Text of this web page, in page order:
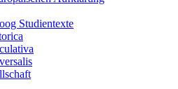
Studientexte